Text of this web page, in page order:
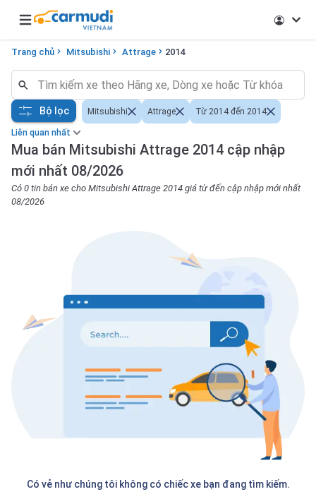
Open main menu
Trang chủ Mitsubishi Attrage 2014
Liên quan nhất
Mua bán Mitsubishi Attrage 2014 cập nhập
mới nhất 08/2026
Có 0 tin bán xe cho Mitsubishi Attrage 2014 giá từ đến cập nhập mới nhất
08/2026
Bộ lọc Mitsubishi Attrage Từ 2014 đến 2014
Có vẻ như chúng tôi không có chiếc xe bạn đang tìm kiếm.